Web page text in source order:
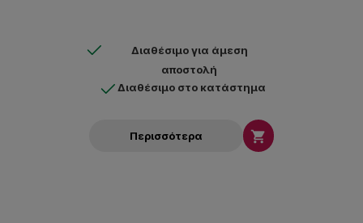
Διαθέσιμο για άμεση
αποστολή
Διαθέσιμο στο κατάστημα
Περισσότερα 